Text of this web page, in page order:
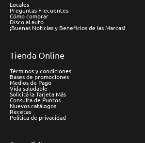
Locales
Preguntas Frecuentes
Cómo comprar
Disco al auto
¡Buenas Noticias y Beneficios de las Marcas!
Tienda Online
Términos y condiciones
Bases de promociones
Medios de Pago
Vida saludable
Solicitá la Tarjeta Más
Consulta de Puntos
Nuevos catálogos
Recetas
Política de privacidad